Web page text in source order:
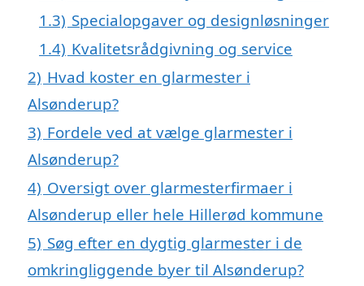
1.3) Specialopgaver og designløsninger
1.4) Kvalitetsrådgivning og service
2) Hvad koster en glarmester i
Alsønderup?
3) Fordele ved at vælge glarmester i
Alsønderup?
4) Oversigt over glarmesterfirmaer i
Alsønderup eller hele Hillerød kommune
5) Søg efter en dygtig glarmester i de
omkringliggende byer til Alsønderup?